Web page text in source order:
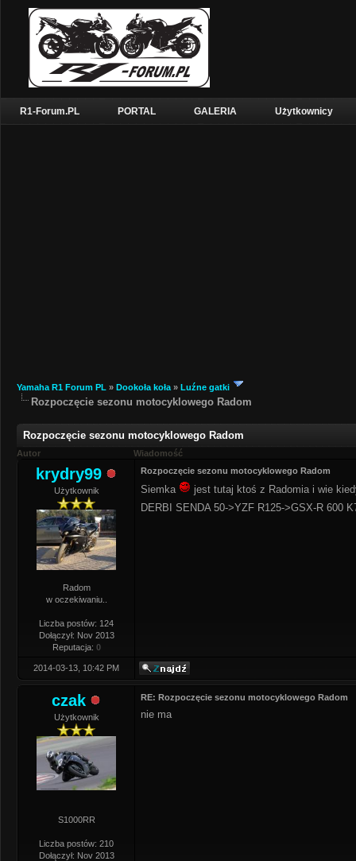
R1-Forum.PL PORTAL GALERIA Użytkownicy
Yamaha R1 Forum PL » Dookoła koła » Luźne gatki
Rozpoczęcie sezonu motocyklowego Radom
Rozpoczęcie sezonu motocyklowego Radom
Autor Wiadomość
krydry99
Użytkownik
Radom
w oczekiwaniu..
Liczba postów: 124
Dołączył: Nov 2013
Reputacja: 0
Rozpoczęcie sezonu motocyklowego Radom
Siemka
jest tutaj ktoś z Radomia i wie
DERBI SENDA 50->YZF R125->GSX-R 600
2014-03-13, 10:42 PM
czak
Użytkownik
S1000RR
Liczba postów: 210
Dołączył: Nov 2013
RE: Rozpoczęcie sezonu motocyklowego Radom
nie ma